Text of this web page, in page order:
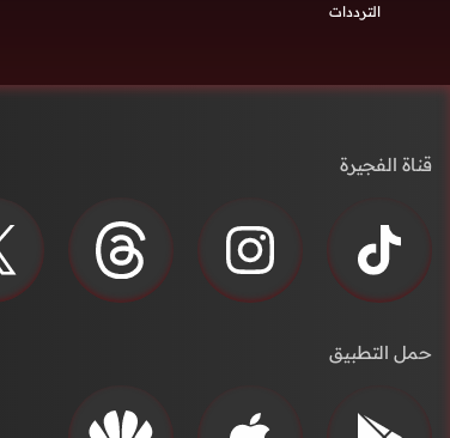
الترددات
قناة الفجيرة
حمل التطبيق